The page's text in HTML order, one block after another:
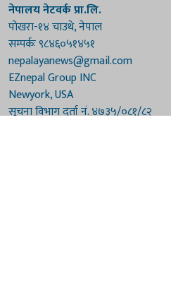
नेपालय नेटवर्क प्रा.लि.
पोखरा-१४ चाउथे, नेपाल
सम्पर्कः ९८४६०५१४५१
nepalayanews@gmail.com
EZnepal Group INC
Newyork, USA
सूचना विभाग दर्ता नं. ४७३५/०८१/८२